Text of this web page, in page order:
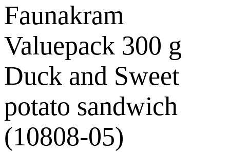
Faunakram
Valuepack 300 g
Duck and Sweet
potato sandwich
(10808-05)